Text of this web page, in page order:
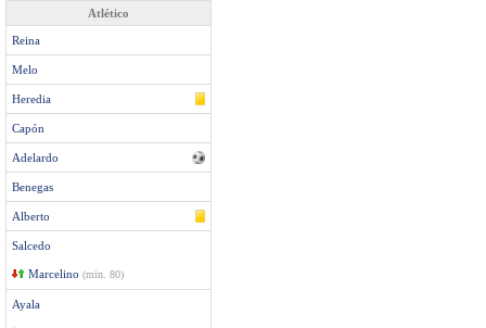
Atlético
Reina
Melo
Heredia
Capón
Adelardo
Benegas
Alberto
Salcedo
Marcelino (min. 80)
Ayala